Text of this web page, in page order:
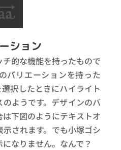
ション
的な機能を持ったもので
バリエーションを持った
択したときにハイライト
ようです。デザインのバ
下図のようにテキストオ
されます。でも小塚ゴシ
なりません。なんで？